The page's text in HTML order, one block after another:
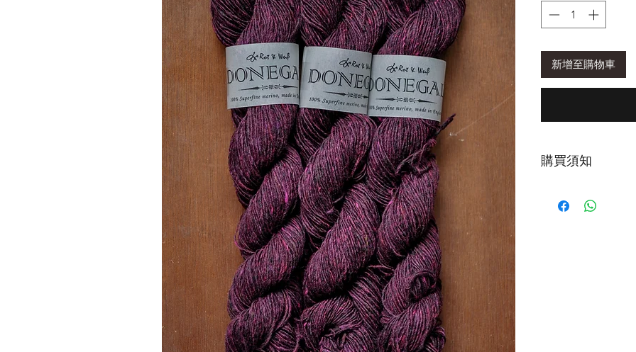
新增至購物車
購買須知
紗機油，增加紗線